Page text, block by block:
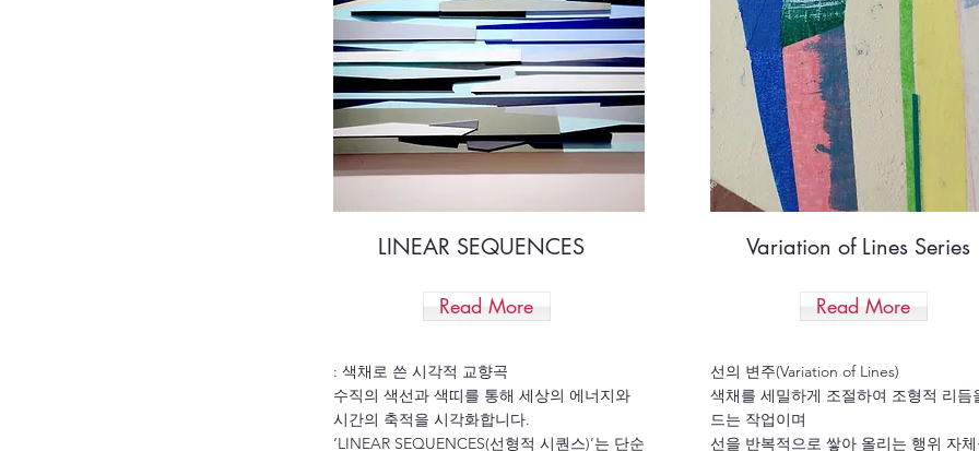
LINEAR SEQUENCES
Read More
: 색채로 쓴 시각적 교향곡
수직의 색선과 색띠를 통해 세상의 에너지와
시간의 축적을 시각화합니다.
‘LINEAR SEQUENCES(선형적 시퀀스)’는 단순
Variation of Lines Series
Read More
선의 변주(Variation of Lines)
색채를 세밀하게 조절하여 조형적 리듬
드는 작업이며
선을 반복적으로 쌓아 올리는 행위 자체